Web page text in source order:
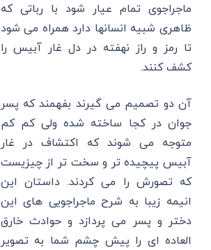
ماجراجوی تمام عیار شود با رباتی که
ظاهری شبیه انسانها دارد همراه می شود
تا رمز و راز نهفته در دل غار آبیس را
کشف کنند.
آن دو تصمیم می گیرند بفهمند که پسر
جوان در کجا ساخته شده ولی کم کم
متوجه می شوند که اکتشاف در غار
آبیس پیچیده تر و سخت تر از چیزیست
که تصورش را می کردند. داستان این
انیمه زیبا به شرح ماجراجویی های این
دختر و پسر می پردازد و حوادث خارق
العاده ای را پیش چشم شما به تصویر